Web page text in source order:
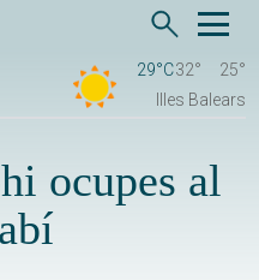
29°C32°
25°
Illes Balears
ocupes al